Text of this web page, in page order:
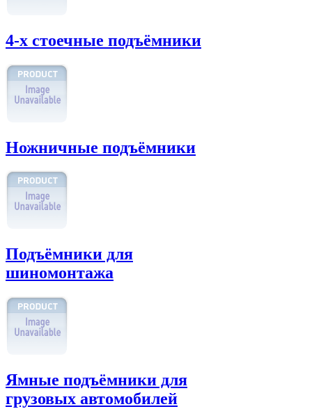
4-х стоечные подъёмники
Ножничные подъёмники
Подъёмники для
шиномонтажа
Ямные подъёмники для
грузовых автомобилей